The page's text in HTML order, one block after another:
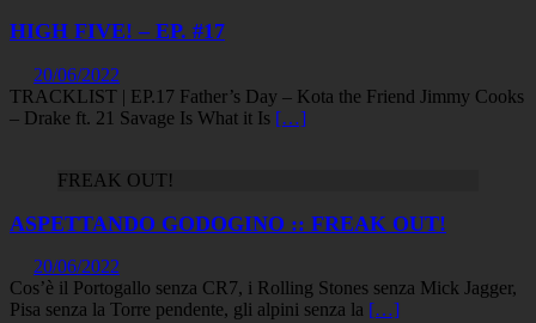
HIGH FIVE! – EP. #17
20/06/2022
TRACKLIST | EP.17 Father’s Day – Kota the Friend Jimmy Cooks
– Drake ft. 21 Savage Is What it Is […]
FREAK OUT!
ASPETTANDO GODOGINO :: FREAK OUT!
20/06/2022
Cos’è il Portogallo senza CR7, i Rolling Stones senza Mick Jagger,
Pisa senza la Torre pendente, gli alpini senza la […]